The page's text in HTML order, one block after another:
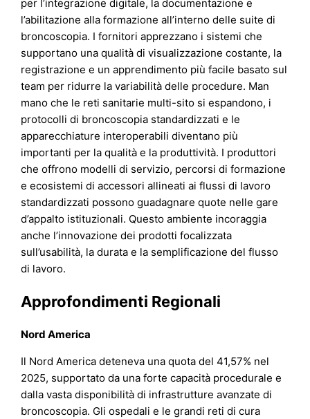
per l’integrazione digitale, la documentazione e
l’abilitazione alla formazione all’interno delle suite di
broncoscopia. I fornitori apprezzano i sistemi che
supportano una qualità di visualizzazione costante, la
registrazione e un apprendimento più facile basato sul
team per ridurre la variabilità delle procedure. Man
mano che le reti sanitarie multi-sito si espandono, i
protocolli di broncoscopia standardizzati e le
apparecchiature interoperabili diventano più
importanti per la qualità e la produttività. I produttori
che offrono modelli di servizio, percorsi di formazione
e ecosistemi di accessori allineati ai flussi di lavoro
standardizzati possono guadagnare quote nelle gare
d’appalto istituzionali. Questo ambiente incoraggia
anche l’innovazione dei prodotti focalizzata
sull’usabilità, la durata e la semplificazione del flusso
di lavoro.
Approfondimenti Regionali
Nord America
Il Nord America deteneva una quota del 41,57% nel
2025, supportato da una forte capacità procedurale e
dalla vasta disponibilità di infrastrutture avanzate di
broncoscopia. Gli ospedali e le grandi reti di cura